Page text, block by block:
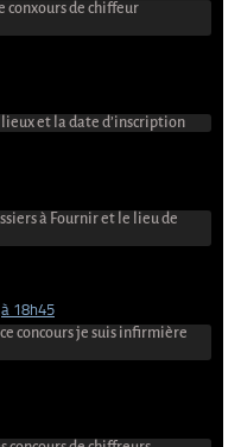
conxours de chiffeur
et la date d’inscription
à Fournir et le lieu de
à 18h45
concours je suis infirmière